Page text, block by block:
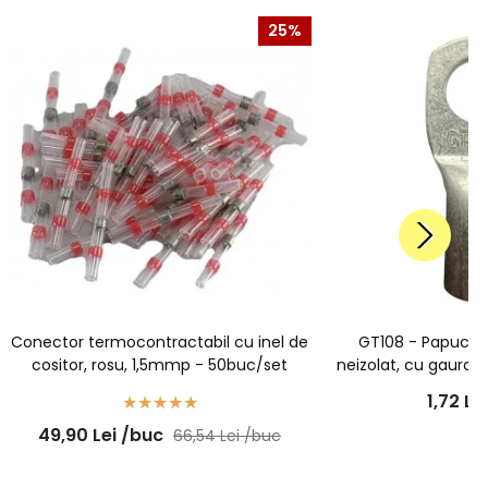
25%
Conector termocontractabil cu inel de
cositor, rosu, 1,5mmp - 50buc/set
49,90 Lei /buc 66,54Lei /buc
GT108 - Papuc
neizolat, cu gaura
1,72 Lei